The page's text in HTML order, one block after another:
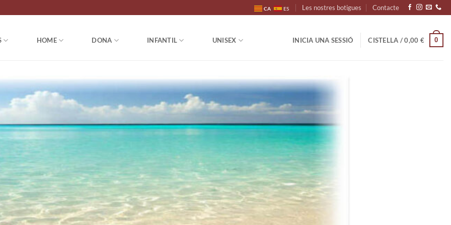
CA ES Les nostres botigues Contacte
HOME DONA INFANTIL UNISEX INICIA UNA SESSIÓ CISTELLA /0,00 € 0